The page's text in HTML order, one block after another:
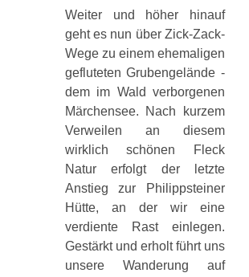
Weiter und höher hinauf
geht es nun über Zick-Zack-
Wege zu einem ehemaligen
gefluteten Grubengelände -
dem im Wald verborgenen
Märchensee. Nach kurzem
Verweilen an diesem
wirklich schönen Fleck
Natur erfolgt der letzte
Anstieg zur Philippsteiner
Hütte, an der wir eine
verdiente Rast einlegen.
Gestärkt und erholt führt uns
unsere Wanderung auf